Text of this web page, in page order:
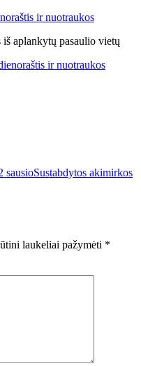
ir nuotraukos
aplankytų pasaulio vietų
sausioSustabdytos akimirkos
laukeliai pažymėti *